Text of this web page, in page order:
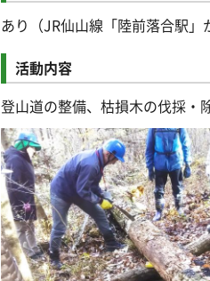
あり（JR仙山線「陸前落合駅」
活動内容
登山道の整備、枯損木の伐採・